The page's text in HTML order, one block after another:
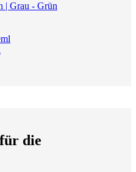
| Grau - Grün
die